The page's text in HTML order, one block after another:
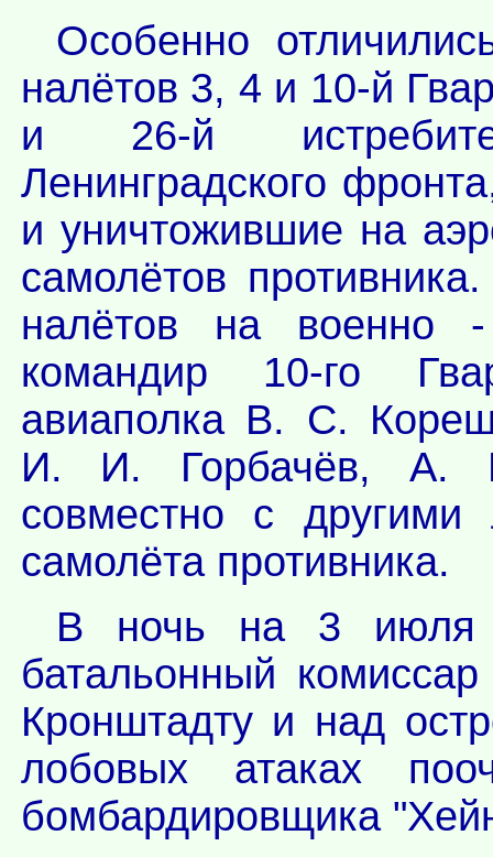
Особенно
налётов 3, 4 и 10-й
и 26-й
Ленинградского
и уничтожившие на
самолётов
налётов на военно
командир 10-го
авиаполка В. С.
И. И. Горбачёв, А.
совместно с
самолёта противника.
В ночь на 3 июля
батальонный
Кронштадту и над
лобовых атаках
бомбардировщика